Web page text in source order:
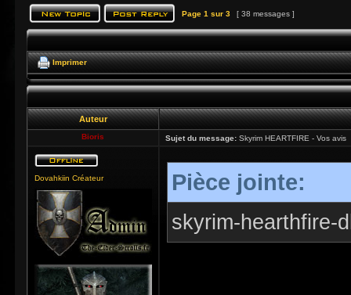
Page 1 sur 3 [ 38 messages ]
Imprimer
Auteur
Bioris Sujet du message: Skyrim HEARTFIRE - Vos avis
Dovahkiin Créateur Pièce jointe:
skyrim-hearthfire-